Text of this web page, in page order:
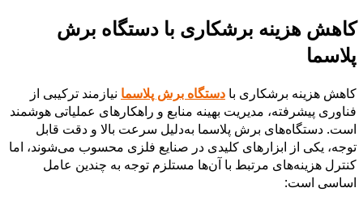
کاهش هزینه برشکاری با دستگاه برش
پلاسما
کاهش هزینه برشکاری با دستگاه برش پلاسما نیازمند ترکیبی از
فناوری پیشرفته، مدیریت بهینه منابع و راهکارهای عملیاتی هوشمند
است. دستگاه‌های برش پلاسما به‌دلیل سرعت بالا و دقت قابل
توجه، یکی از ابزارهای کلیدی در صنایع فلزی محسوب می‌شوند، اما
کنترل هزینه‌های مرتبط با آن‌ها مستلزم توجه به چندین عامل
اساسی است: